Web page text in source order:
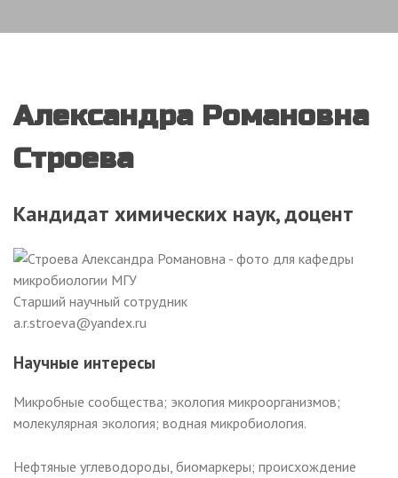
Александра Романовна
Строева
Кандидат химических наук, доцент
Старший научный сотрудник
a.r.stroeva@yandex.ru
Научные интересы
Микробные сообщества; экология микроорганизмов;
молекулярная экология; водная микробиология.
Нефтяные углеводороды, биомаркеры; происхождение